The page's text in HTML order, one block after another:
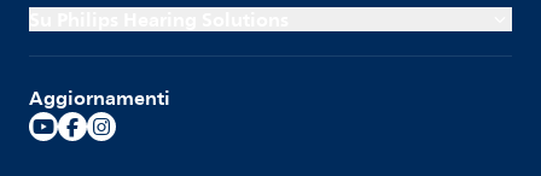
Su Philips Hearing Solutions
Aggiornamenti